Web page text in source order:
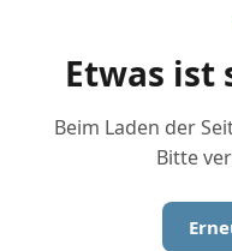
Etwas ist
Beim Laden der
Bitte